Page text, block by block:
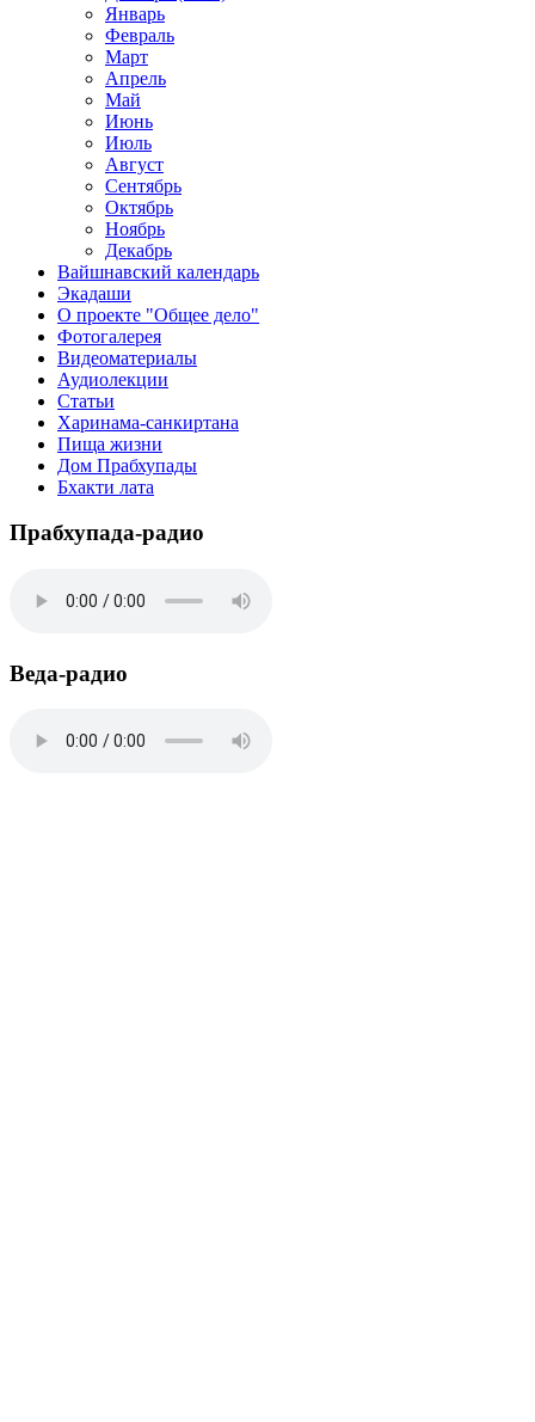
Январь
Февраль
Март
Апрель
Май
Июнь
Июль
Август
Сентябрь
Октябрь
Ноябрь
Декабрь
Вайшнавский календарь
Экадаши
О проекте "Общее дело"
Фотогалерея
Видеоматериалы
Аудиолекции
Статьи
Харинама-санкиртана
Пища жизни
Дом Прабхупады
Бхакти лата
Прабхупада-радио
Веда-радио